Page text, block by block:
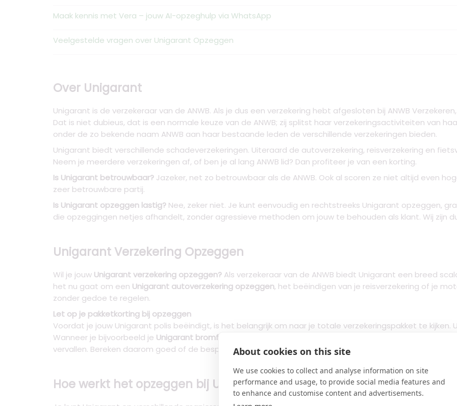
About cookies on this site
We use cookies to collect and analyse information on site
performance and usage, to provide social media features and
to enhance and customise content and advertisements.
Maak kennis met Vera – jouw AI-opzeghulp via WhatsApp
Veelgestelde vragen over Unigarant Opzeggen
Over Unigarant
Unigarant is de verzekeraar van de ANWB. Als je dus een verzekering hebt afgesloten bij ANWB
Dat is niet dubieus, dat is een normale keuze van de ANWB; zij splitst haar verzekeringsactiviteiten van
onder de zo bekende naam ANWB aan haar bestaande leden de verschillende verzekeringen bieden.
Unigarant biedt verschillende schadeverzekeringen. Uiteraard de autoverzekering, reisverzekering en
Neem je meerdere verzekeringen af, of ben je al lang ANWB lid? Dan profiteer je van een korting.
Is Unigarant betrouwbaar? Jazeker, net zo betrouwbaar als de ANWB. Ook al scoren ze niet altijd even
zeer betrouwbare partij.
Is Unigarant opzeggen lastig? Nee, zeker niet. Je kunt eenvoudig en rechtstreeks Unigarant opzeggen,
die opzeggingen netjes afhandelt, zonder agressieve methoden om jouw te behouden als klant. Wij zijn
Unigarant Verzekering Opzeggen
Wil je jouw Unigarant verzekering opzeggen? Als verzekeraar van de ANWB biedt Unigarant een breed
het nu gaat om een Unigarant autoverzekering opzeggen, het beëindigen van je reisverzekering of je
zonder gedoe te regelen.
Let op je pakketkorting bij opzeggen
Voordat je jouw Unigarant polis beëindigt, is het belangrijk om naar je totale verzekeringspakket te
Wanneer je bijvoorbeeld je Unigarant bromfietsverzekering of fietsverzekering
opzegt, kan de korting op
vervallen. Bereken daarom goed of de besparing bij een nieuwe verzekeraar opweegt tegen het verlies
Hoe werkt het opzeggen bij Unigarant?